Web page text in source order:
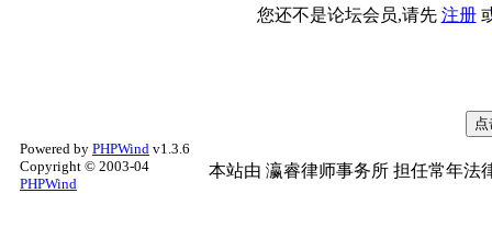
您还不是论坛会员,请先 注册
Powered by PHPWind v1.3.6
Copyright © 2003-04
PHPWind
本站由 瀛睿律师事务所 担任常年法